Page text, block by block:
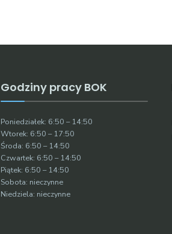
Godziny pracy BOK
Poniedziałek: 6:50 – 14:50
Wtorek: 6:50 – 17:50
Środa: 6:50 – 14:50
Czwartek: 6:50 – 14:50
Piątek: 6:50 – 14:50
Sobota: nieczynne
Niedziela: nieczynne